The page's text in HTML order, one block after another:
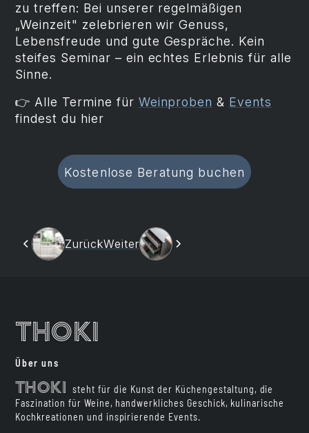
zu treffen: Bei unserer regelmäßigen
„Weinzeit" zelebrieren wir Genuss,
Lebensfreude und gute Gespräche. Kein
steifes Seminar – ein echtes Erlebnis für alle
Sinne.
👉 Alle Termine für Weinproben & Events
findest du hier
Kostenlose Beratung buchen
ZurückWeiter
Thoki
Über uns
Thoki
steht für die Kunst der Küchengestaltung, die
Faszination für Weine, handwerkliches Geschick, kulinarische
Kochkreationen und inspirierende Events.